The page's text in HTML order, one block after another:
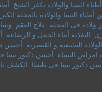
النسا والولادة بكفر الشيخ
أطباء النسا والولادة بالمحلة
ولادة فى المحلة علاج العقم
التغذية أثناء الحمل و الرضاعة
الولادة الطبيعية و القيصرية أحسن
امراض النساء أحسن دكتور تسا
دكتور تسا فى طنطا الكشف